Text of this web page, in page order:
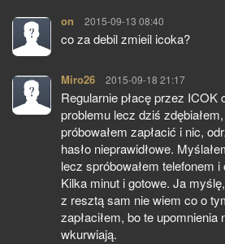
on pisze:
2015-09-13 08:40
co za debil zmieil icoka?
Miro26 pisze:
2015-09-18 21:17
Regularnie płacę przez ICOK
problemu lecz dziś
próbowałem zapłacić i nic,
hasło nieprawidłowe.
lecz spróbowałem telefonem
Kilka minut i gotowe. Ja
z resztą sam nie wiem co o
zapłaciłem, bo te upomnienia
wkurwiają.